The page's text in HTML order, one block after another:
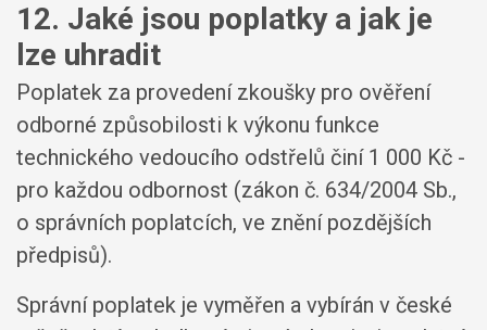
12. Jaké jsou poplatky a jak je
lze uhradit
Poplatek za provedení zkoušky pro ověření
odborné způsobilosti k výkonu funkce
technického vedoucího odstřelů činí 1 000 Kč -
pro každou odbornost (zákon č. 634/2004 Sb.,
o správních poplatcích, ve znění pozdějších
předpisů).
Správní poplatek je vyměřen a vybírán v české